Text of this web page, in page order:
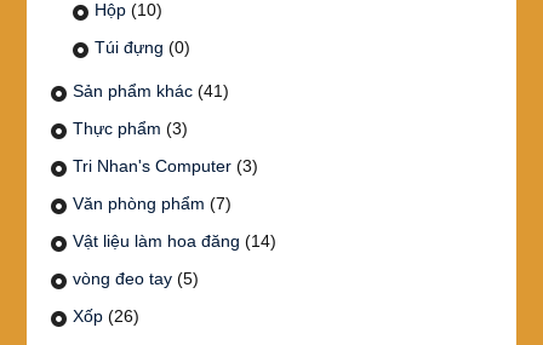
Hộp (10)
Túi đựng (0)
Sản phẩm khác (41)
Thực phẩm (3)
Tri Nhan's Computer (3)
Văn phòng phẩm (7)
Vật liệu làm hoa đăng (14)
vòng đeo tay (5)
Xốp (26)